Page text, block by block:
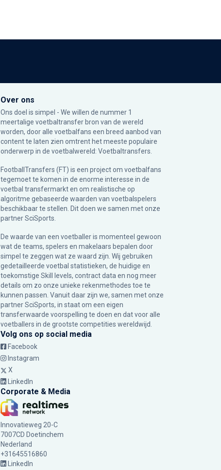
Over ons
Ons doel is simpel - We willen de nummer 1
meertalige voetbaltransfer bron van de wereld
worden, door alle voetbalfans een breed aanbod van
content te laten zien omtrent het meeste populaire
onderwerp in de voetbalwereld: Voetbaltransfers.
FootballTransfers (FT) is een project om voetbalfans
tegemoet te komen in de enorme interesse in de
voetbal transfermarkt en om realistische op
algoritme gebaseerde waarden van voetbalspelers
beschikbaar te stellen. Dit doen we samen met onze
partnerSciSports
De waarde van een voetballer is momenteel gewoon
wat de teams, spelers en makelaars bepalen door
simpel te zeggen wat ze waard zijn. Wij gebruiken
gedetailleerde voetbal statistieken, de huidige en
toekomstige Skill levels, contract data en nog meer
details om zo onze unieke rekenmethodes toe te
kunnen passen. Vanuit daar zijn we, samen met onze
partner SciSports, in staat om een eigen
transferwaarde voorspelling te doen en dat voor alle
voetballers in de grootste competities wereldwijd.
Volg ons op social media
Facebook
Instagram
X
LinkedIn
Corporate & Media
Innovatieweg 20-C
7007CD Doetinchem
Nederland
+31645516860
LinkedIn